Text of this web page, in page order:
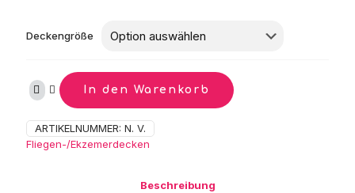
Deckengröße
In den Warenkorb
ARTIKELNUMMER: N. V.
Fliegen-/Ekzemerdecken
Beschreibung